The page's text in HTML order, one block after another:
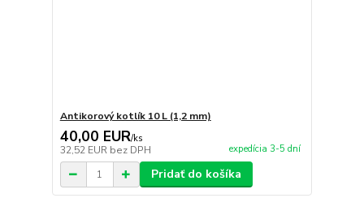
Antikorový kotlík 10 L (1,2 mm)
40,00 EUR/ks
32,52 EUR bez DPH expedícia 3-5 dní
Pridať do košíka